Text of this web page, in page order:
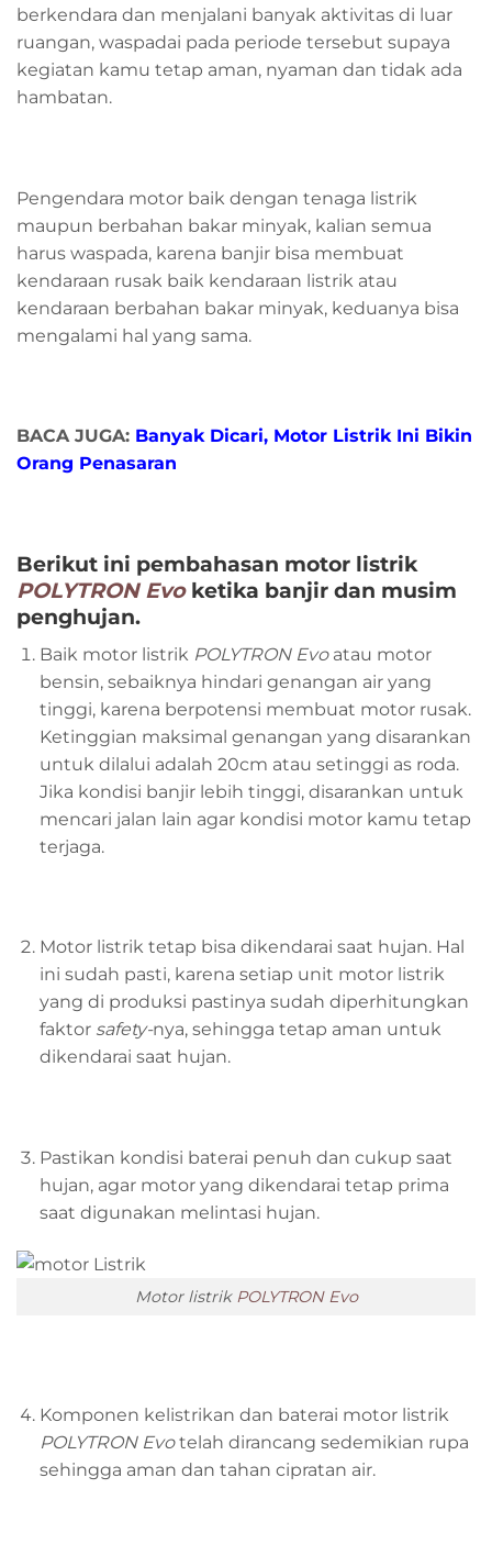
berkendara dan menjalani banyak aktivitas di luar
ruangan, waspadai pada periode tersebut supaya
kegiatan kamu tetap aman, nyaman dan tidak ada
hambatan.
Pengendara motor baik dengan tenaga listrik
maupun berbahan bakar minyak, kalian semua
harus waspada, karena banjir bisa membuat
kendaraan rusak baik kendaraan listrik atau
kendaraan berbahan bakar minyak, keduanya bisa
mengalami hal yang sama.
BACA JUGA: Banyak Dicari, Motor Listrik Ini Bikin
Orang Penasaran
Berikut ini pembahasan motor listrik
POLYTRON Evoketika banjir dan musim
penghujan.
Baik motor listrik POLYTRON Evoatau motor
bensin, sebaiknya hindari genangan air yang
tinggi, karena berpotensi membuat motor rusak.
Ketinggian maksimal genangan yang disarankan
untuk dilalui adalah 20cm atau setinggi as roda.
Jika kondisi banjir lebih tinggi, disarankan untuk
mencari jalan lain agar kondisi motor kamu tetap
terjaga.
Motor listrik tetap bisa dikendarai saat hujan. Hal
ini sudah pasti, karena setiap unit motor listrik
yang di produksi pastinya sudah diperhitungkan
faktor safety-nya, sehingga tetap aman untuk
dikendarai saat hujan.
Pastikan kondisi baterai penuh dan cukup saat
hujan, agar motor yang dikendarai tetap prima
saat digunakan melintasi hujan.
Motor listrik POLYTRON Evo
Komponen kelistrikan dan baterai motor listrik
POLYTRON Evotelah dirancang sedemikian rupa
sehingga aman dan tahan cipratan air.